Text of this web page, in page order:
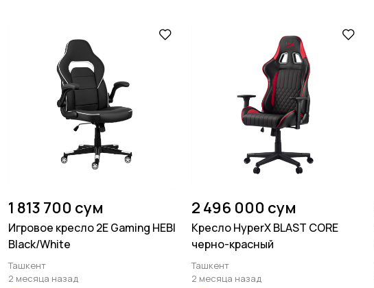
1 813 700 сум
Игровое кресло 2E Gaming HEBI
Black/White
Ташкент
2 месяца назад
2 496 000 сум
Кресло HyperX BLAST CORE
черно-красный
Ташкент
2 месяца назад